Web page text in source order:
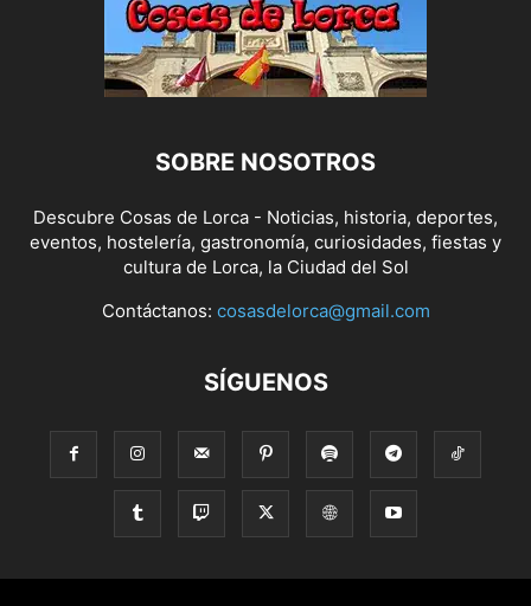
SOBRE NOSOTROS
Descubre Cosas de Lorca - Noticias, historia, deportes,
eventos, hostelería, gastronomía, curiosidades, fiestas y
cultura de Lorca, la Ciudad del Sol
Contáctanos: cosasdelorca@gmail.com
SÍGUENOS